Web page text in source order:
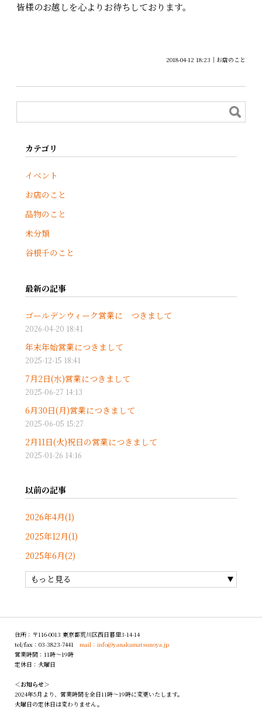
皆様のお越しを心よりお待ちしております。
2018-04-12 18:23 お店のこと
カテゴリ
イベント
お店のこと
品物のこと
未分類
谷根千のこと
最新の記事
ゴールデンウィーク営業に つきまして
2026-04-20 18:41
年末年始営業につきまして
2025-12-15 18:41
7月2日(水)営業につきまして
2025-06-27 14:13
6月30日(月)営業につきまして
2025-06-05 15:27
2月11日(火)祝日の営業につきまして
2025-01-26 14:16
以前の記事
2026年4月(1)
2025年12月(1)
2025年6月(2)
もっと見る
住所：〒116-0013 東京都荒川区西日暮里3-14-14
tel/fax：03-3823-7441 mail：info@yanakamatsunoya.jp
営業時間：11時〜19時
定休日：火曜日
＜お知らせ＞
2024年5月より、営業時間を全日11時～19時に変更いたします。
火曜日の定休日は変わりません。